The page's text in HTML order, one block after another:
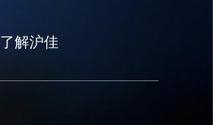
了解沪佳